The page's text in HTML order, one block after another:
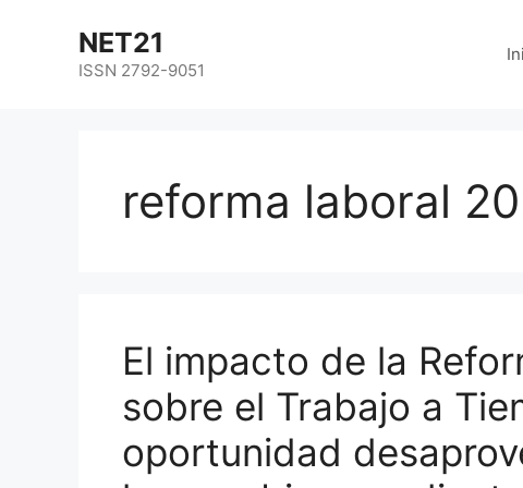
NET21
ISSN 2792-9051
reforma laboral
El impacto de la
sobre el Trabajo a
oportunidad